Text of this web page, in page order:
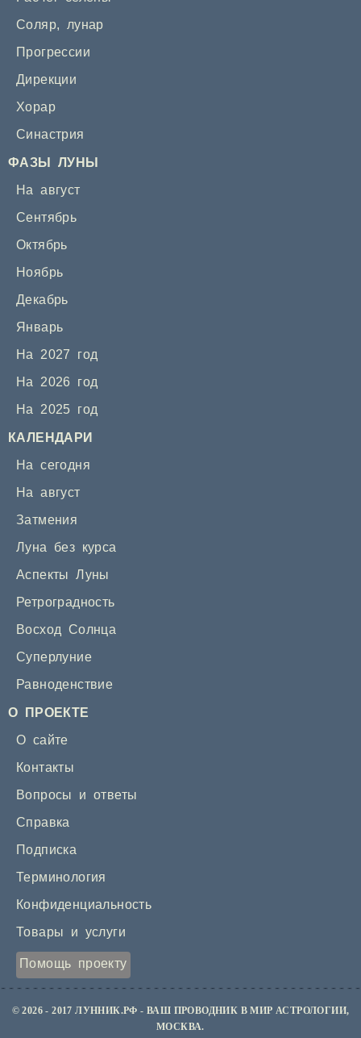
Соляр, лунар
Прогрессии
Дирекции
Хорар
Синастрия
ФАЗЫ ЛУНЫ
На август
Сентябрь
Октябрь
Ноябрь
Декабрь
Январь
На 2027 год
На 2026 год
На 2025 год
КАЛЕНДАРИ
На сегодня
На август
Затмения
Луна без курса
Аспекты Луны
Ретроградность
Восход Солнца
Суперлуние
Равноденствие
О ПРОЕКТЕ
О сайте
Контакты
Вопросы и ответы
Справка
Подписка
Терминология
Конфиденциальность
Товары и услуги
Помощь проекту
© 2026 - 2017 ЛУННИК.РФ - ВАШ ПРОВОДНИК В МИР АСТРОЛОГИИ,
МОСКВА.